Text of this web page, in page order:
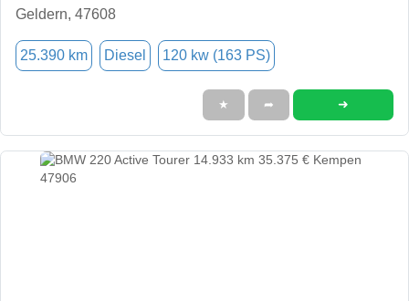
Geldern, 47608
25.390 km Diesel 120 kw (163 PS)
★ ➦ ➜